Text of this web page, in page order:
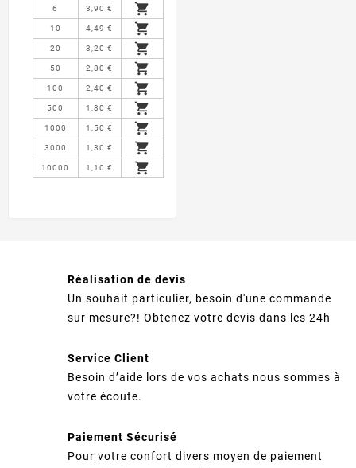
6 3,90 € 
10 4,49 € 
20 3,20 € 
50 2,80 € 
100 2,40 € 
500 1,80 € 
1000 1,50 € 
3000 1,30 € 
10000 1,10 € 
Réalisation de devis
Un souhait particulier, besoin d'une commande
sur mesure?! Obtenez votre devis dans les 24h
Service Client
Besoin d’aide lors de vos achats nous sommes à
votre écoute.
Paiement Sécurisé
Pour votre confort divers moyen de paiement